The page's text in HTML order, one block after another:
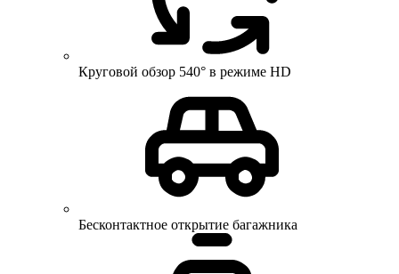
Круговой обзор 540° в режиме HD
Бесконтактное открытие багажника